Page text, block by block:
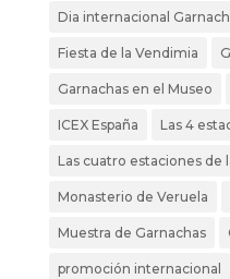
Dia internacional
Fiesta de la Vendimia
Garnachas en el Museo
ICEX España Las 4
Las cuatro estaciones de
Monasterio de Veruela
Muestra de Garnachas
promoción internacional